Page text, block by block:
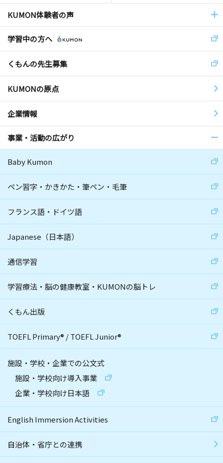
KUMON体験者の声
学習中の方へ
くもんの先生募集
KUMONの原点
企業情報
事業・活動の広がり
Baby Kumon
ペン習字・かきかた・筆ペン・毛筆
フランス語・ドイツ語
Japanese（日本語）
通信学習
学習療法・脳の健康教室・KUMONの脳トレ
くもん出版
TOEFL Primary® /TOEFL Junior®
施設・学校・企業での公文式
施設・学校向け導入事業
企業・学校向け日本語
English Immersion Activities
自治体・省庁との連携